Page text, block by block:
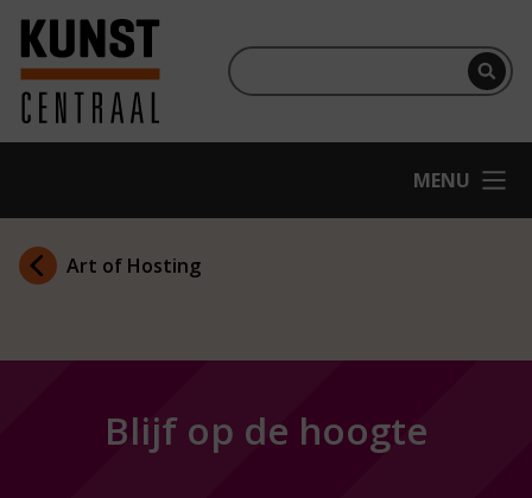
Ga naar hoofdinhoud
Terug naar homepage
OPEN
MENU
Art of Hosting
Blijf op de hoogte